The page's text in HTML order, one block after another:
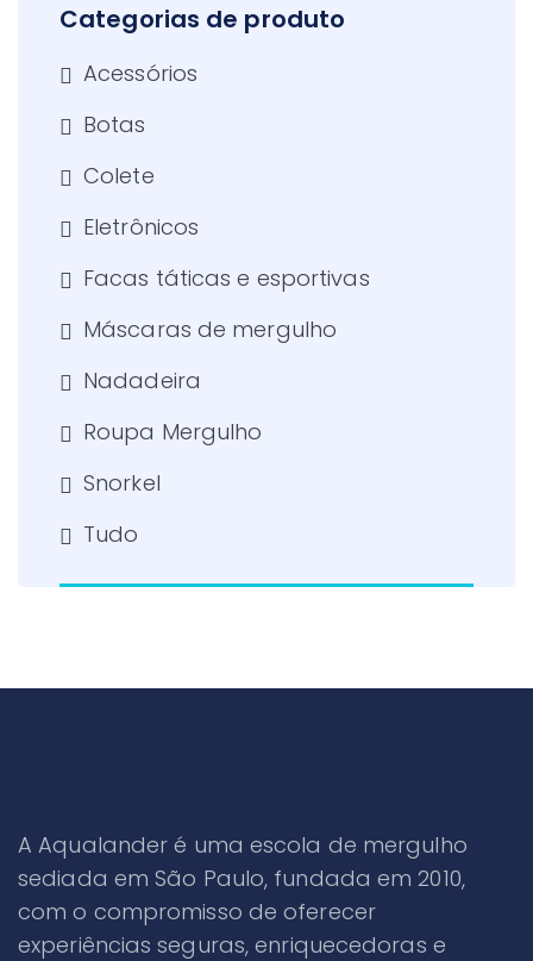
Categorias de produto
Acessórios
Botas
Colete
Eletrônicos
Facas táticas e esportivas
Máscaras de mergulho
Nadadeira
Roupa Mergulho
Snorkel
Tudo
A Aqualander é uma escola de mergulho
sediada em São Paulo, fundada em 2010,
com o compromisso de oferecer
experiências seguras, enriquecedoras e